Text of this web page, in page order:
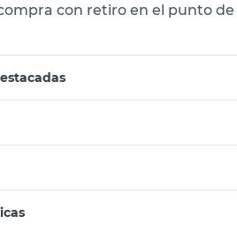
con retiro en el punto